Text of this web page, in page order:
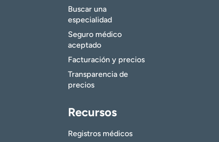
Buscar una
especialidad
Seguro médico
aceptado
Facturación y precios
Transparencia de
precios
Recursos
Registros médicos